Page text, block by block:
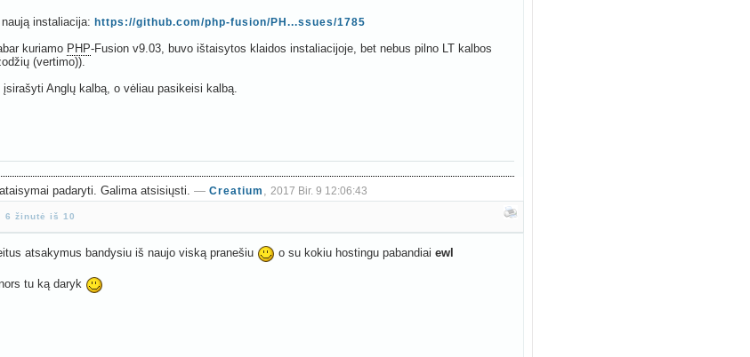
instaliacija:https://github.com/php-fusion/PH...ssues/1785
kuriamo PHP-Fusion v9.03, buvo ištaisytos klaidos instaliacijoje, bet nebus pilno LT kalbos
(vertimo)).
Anglų kalbą, o vėliau pasikeisi kalbą.
padaryti. Galima atsisiųsti. — Creatium , 2017 Bir. 9 12:06:43
6 žinutė iš 10
atsakymus bandysiu iš naujo viską pranešiu o su kokiu hostingu pabandiaiewl
tu ką daryk